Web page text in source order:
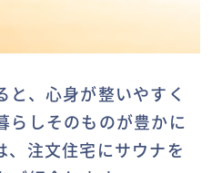
と、心身が整いやすく
らしそのものが豊かに
、注文住宅にサウナを